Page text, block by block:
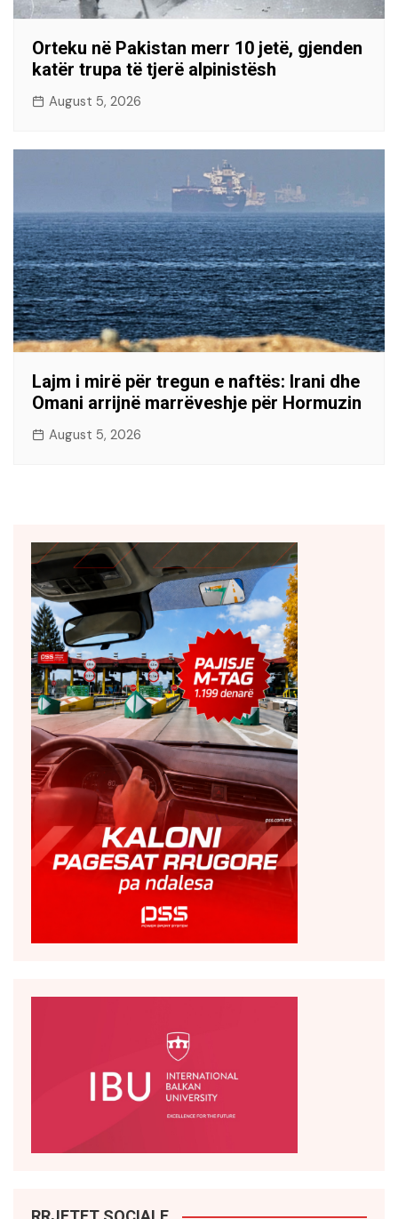
Orteku në Pakistan merr 10 jetë, gjenden
katër trupa të tjerë alpinistësh
August 5, 2026
Lajm i mirë për tregun e naftës: Irani dhe
Omani arrijnë marrëveshje për Hormuzin
August 5, 2026